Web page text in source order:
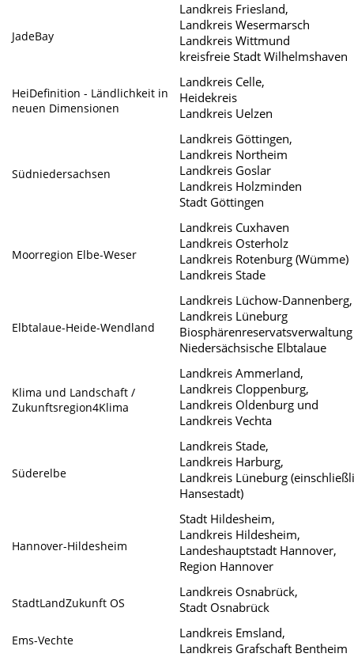
JadeBay
Landkreis Friesland,
Landkreis Wesermarsch
Landkreis Wittmund
kreisfreie Stadt Wilhelmshaven
HeiDefinition - Ländlichkeit in
neuen Dimensionen
Landkreis Celle,
Heidekreis
Landkreis Uelzen
Südniedersachsen
Landkreis Göttingen,
Landkreis Northeim
Landkreis Goslar
Landkreis Holzminden
Stadt Göttingen
Moorregion Elbe-Weser
Landkreis Cuxhaven
Landkreis Osterholz
Landkreis Rotenburg (Wümme)
Landkreis Stade
Elbtalaue-Heide-Wendland
Landkreis Lüchow-Dannenberg,
Landkreis Lüneburg
Biosphärenreservatsverwaltung
Niedersächsische Elbtalaue
Klima und Landschaft /
Zukunftsregion4Klima
Landkreis Ammerland,
Landkreis Cloppenburg,
Landkreis Oldenburg und
Landkreis Vechta
Süderelbe
Landkreis Stade,
Landkreis Harburg,
Landkreis Lüneburg
Hansestadt)
Hannover-Hildesheim
Stadt Hildesheim,
Landkreis Hildesheim,
Landeshauptstadt Hannover,
Region Hannover
StadtLandZukunft OS
Landkreis Osnabrück,
Stadt Osnabrück
Ems-Vechte
Landkreis Emsland,
Landkreis Grafschaft Bentheim